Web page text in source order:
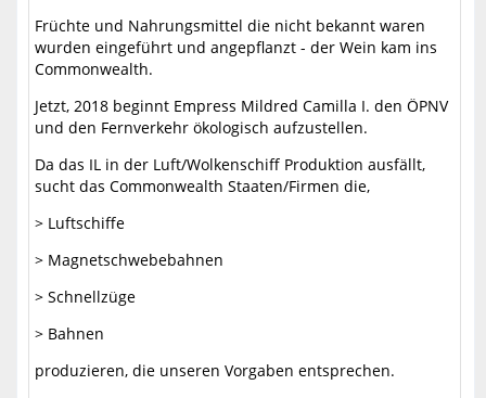
Früchte und Nahrungsmittel die nicht bekannt waren
wurden eingeführt und angepflanzt - der Wein kam ins
Commonwealth.
Jetzt, 2018 beginnt Empress Mildred Camilla I. den ÖPNV
und den Fernverkehr ökologisch aufzustellen.
Da das IL in der Luft/Wolkenschiff Produktion ausfällt,
sucht das Commonwealth Staaten/Firmen die,
> Luftschiffe
> Magnetschwebebahnen
> Schnellzüge
> Bahnen
produzieren, die unseren Vorgaben entsprechen.